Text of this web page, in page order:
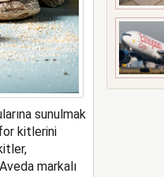
sunulmak
kitlerini
markalı